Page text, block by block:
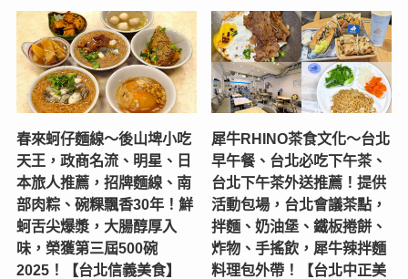
春來蚵仔麵線～後山埤小吃
天王，政商名流、明星、日
本旅人推薦，招牌麵線、南
部肉粽、碗粿飄香30年！鮮
蚵舌尖爆漿，大腸醇厚入
味，榮獲第三屆500碗
2025！【台北信義美食】
犀牛RHINO茶食文化～台北
早午餐、台北必吃下午茶、
台北下午茶外送推薦！提供
活動包場，台北會議茶點，
拌麵、奶油堡、鐵板捲餅、
炸物、手搖飲，犀牛辣拌麵
料理包外帶！【台北中正美